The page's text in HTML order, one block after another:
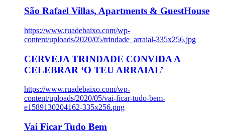
São Rafael Villas, Apartments & GuestHouse
https://www.ruadebaixo.com/wp-
content/uploads/2020/05/trindade_arraial-335x256.jpg
CERVEJA TRINDADE CONVIDA A
CELEBRAR ‘O TEU ARRAIAL’
https://www.ruadebaixo.com/wp-
content/uploads/2020/05/vai-ficar-tudo-bem-
e1589130204162-335x256.png
Vai Ficar Tudo Bem